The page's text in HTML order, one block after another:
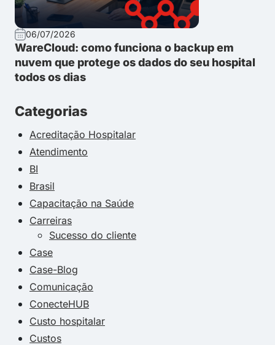
06/07/2026
WareCloud: como funciona o backup em
nuvem que protege os dados do seu hospital
todos os dias
Categorias
Acreditação Hospitalar
Atendimento
BI
Brasil
Capacitação na Saúde
Carreiras
Sucesso do cliente
Case
Case-Blog
Comunicação
ConecteHUB
Custo hospitalar
Custos